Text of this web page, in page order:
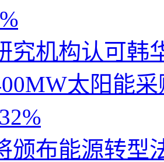
究机构认可韩
太阳能
颁布能源转型